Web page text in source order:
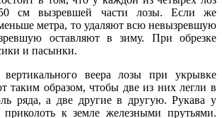
см вызревшей части лозы. Если же
метра, то удаляют всю невызревшую
оставляют в зиму. При обрезке
и пасынки.
веера лозы при укрывке
таким образом, чтобы две из них легли в
ряда, а две другие в другую. Рукава у
к земле железными прутьями.